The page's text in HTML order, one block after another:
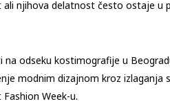
njihova delatnost često ostaje u
odseku kostimografije u
modnim dizajnom kroz izlaganja
Week-u.